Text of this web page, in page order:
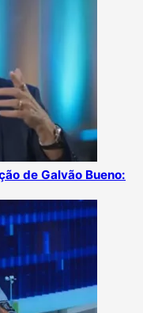
de Galvão Bueno: